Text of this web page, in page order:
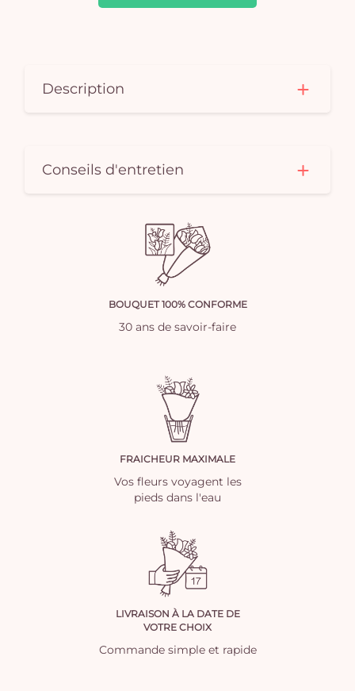
Description
Conseils d'entretien
BOUQUET 100% CONFORME
30 ans de savoir-faire
FRAICHEUR MAXIMALE
Vos fleurs voyagent les
pieds dans l'eau
LIVRAISON À LA DATE DE
VOTRE CHOIX
Commande simple et rapide